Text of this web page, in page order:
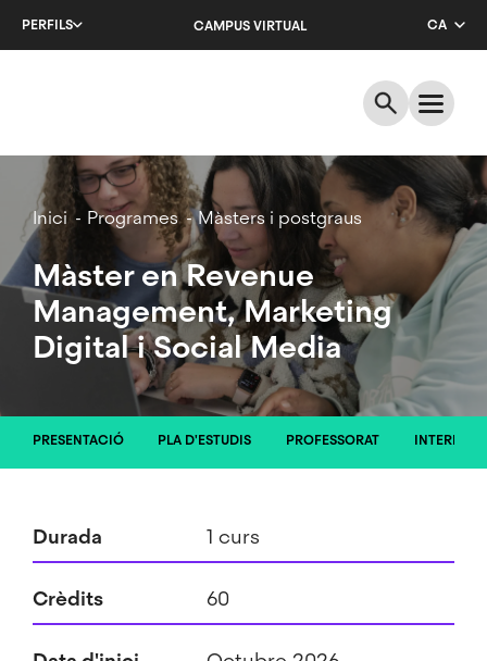
PERFILS CAMPUS VIRTUAL
CA
ES
Breadcrumb
Inici Programes Màsters i postgraus
Màster en Revenue
Management, Marketing
Digital i Social Media
PRESENTACIÓ PLA D'ESTUDIS PROFESSORAT
Durada 1 curs
Crèdits 60